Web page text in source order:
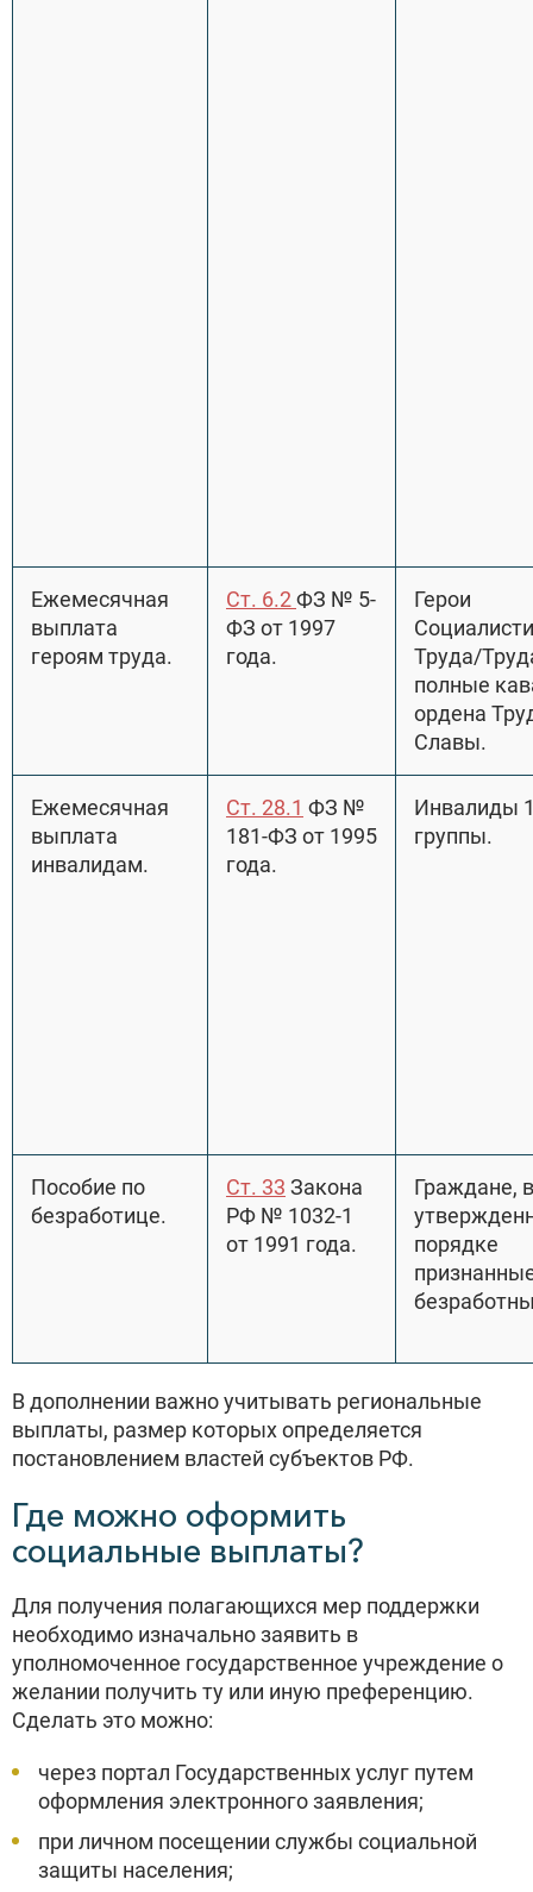
Ежемесячная
выплата
героям труда.
Ст. 6.2ФЗ № 5-
ФЗ от 1997
года.
Герои
Труда/
полные
ордена
Славы.
Ежемесячная
выплата
инвалидам.
Ст. 28.1 ФЗ №
181-ФЗ от 1995
года.
Инвалиды
группы.
Пособие по
безработице.
Ст. 33 Закона
РФ № 1032-1
от 1991 года.
Граждане, в
порядке
В дополнении важно учитывать региональные
выплаты, размер которых определяется
постановлением властей субъектов РФ.
Где можно оформить
социальные выплаты?
Для получения полагающихся мер поддержки
необходимо изначально заявить в
уполномоченное государственное учреждение о
желании получить ту или иную преференцию.
Сделать это можно:
через портал Государственных услуг путем
оформления электронного заявления;
при личном посещении службы социальной
защиты населения;